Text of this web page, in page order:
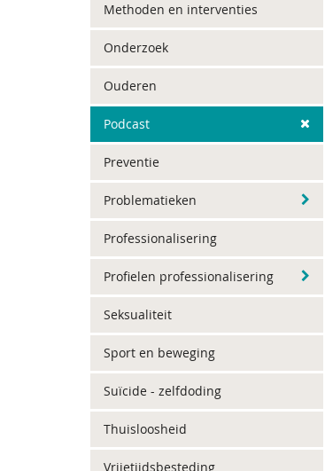
Methoden en interventies
Onderzoek
Ouderen
Podcast
Preventie
Problematieken
Professionalisering
Profielen professionalisering
Seksualiteit
Sport en beweging
Suïcide - zelfdoding
Thuisloosheid
Vrijetijdsbesteding